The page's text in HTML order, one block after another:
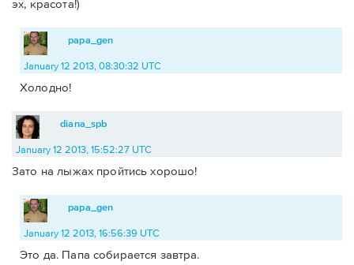
эх, красота!)
papa_gen
January 12 2013, 08:30:32 UTC
Холодно!
diana_spb
January 12 2013, 15:52:27 UTC
Зато на лыжах пройтись хорошо!
papa_gen
January 12 2013, 16:56:39 UTC
Это да. Папа собирается завтра.